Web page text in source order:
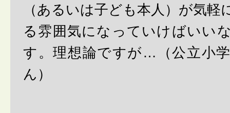
（あるいは子ども本人）が気軽
る雰囲気になっていけばいい
す。理想論ですが…（公立小
ん）